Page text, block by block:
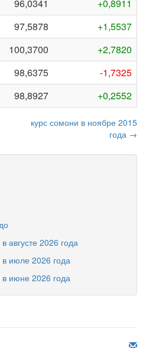
96,0341
+0,8911
97,5878
+1,5537
100,3700
+2,7820
98,6375
-1,7325
98,8927 +0,2552
курс сомони в ноябре 2015
года →
августе 2026 года
в июле 2026 года
в июне 2026 года